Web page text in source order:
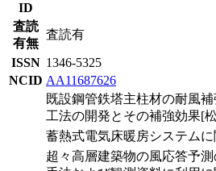
ID
査読
有無
査読有
ISSN 1346-5325
NCID AA11687626
既設鋼管鉄塔主柱材の耐風
工法の開発とその補強効果[
蓄熱式電気床暖房システム
超々高層建築物の風応答予